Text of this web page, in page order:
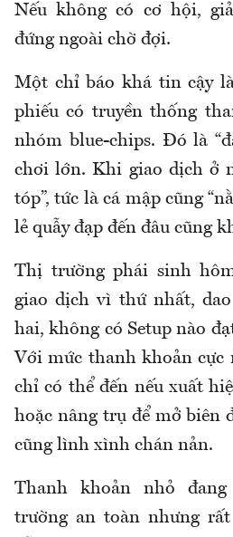
Nếu không có cơ hội,
đứng ngoài chờ đợi.
Một chỉ báo khá tin cậy
phiếu có truyền thống
nhóm blue-chips. Đó là
chơi lớn. Khi giao dịch ở
tóp”, tức là cá mập cũng
lẻ quẫy đạp đến đâu cũng
Thị trường phái sinh
giao dịch vì thứ nhất,
hai, không có Setup nào
Với mức thanh khoản cực
chỉ có thể đến nếu xuất
hoặc nâng trụ để mở biên
cũng lình xình chán nản.
Thanh khoản nhỏ
trường an toàn nhưng